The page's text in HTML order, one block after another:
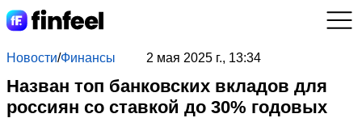
Новости/Финансы 2 мая 2025 г., 13:34
Назван топ банковских вкладов для
россиян со ставкой до 30% годовых